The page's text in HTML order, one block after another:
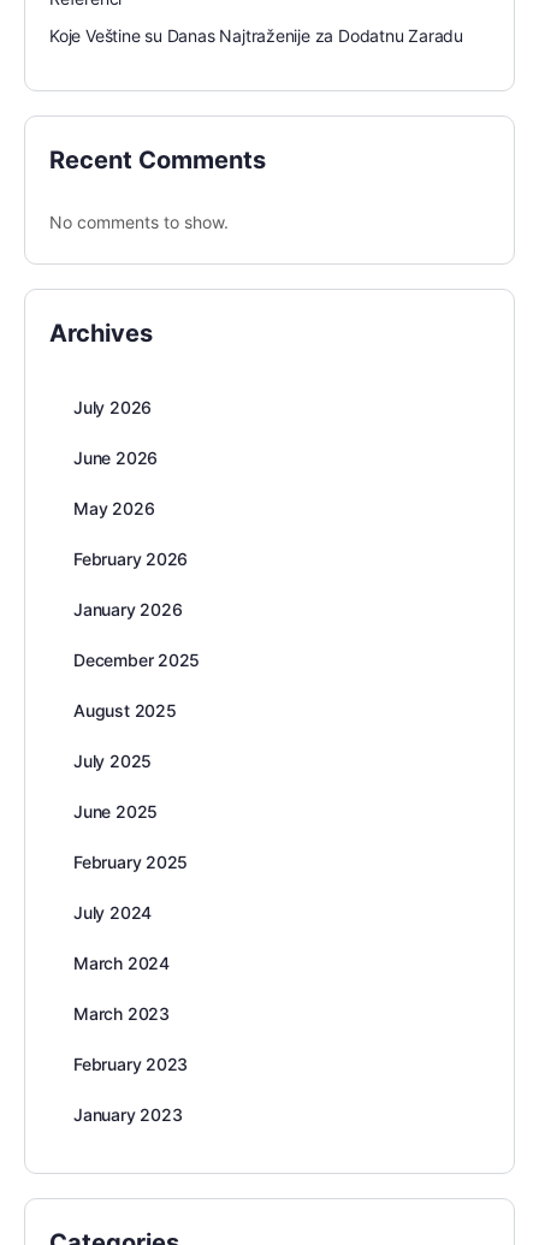
Koje Veštine su Danas Najtraženije za Dodatnu Zaradu
Recent Comments
No comments to show.
Archives
July 2026
June 2026
May 2026
February 2026
January 2026
December 2025
August 2025
July 2025
June 2025
February 2025
July 2024
March 2024
March 2023
February 2023
January 2023